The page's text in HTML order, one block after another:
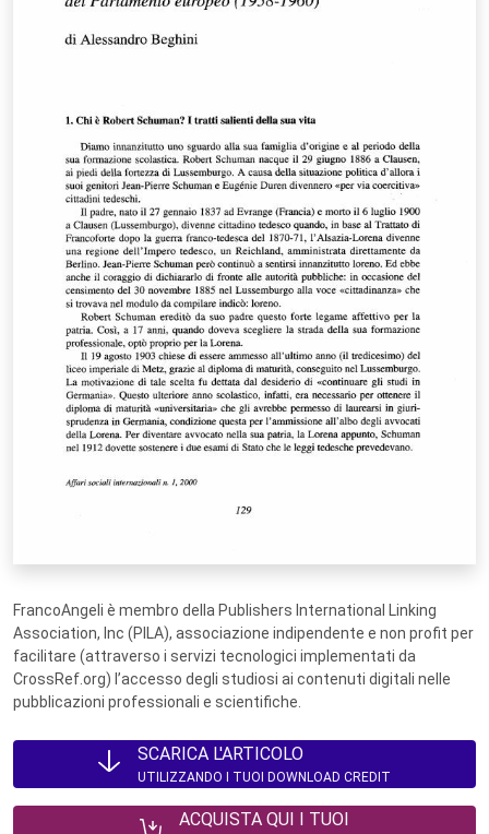
FrancoAngeli è membro della Publishers International Linking
Association, Inc (PILA), associazione indipendente e non profit per
facilitare (attraverso i servizi tecnologici implementati da
CrossRef.org) l’accesso degli studiosi ai contenuti digitali nelle
pubblicazioni professionali e scientifiche.
SCARICA L'ARTICOLO
UTILIZZANDO I TUOI DOWNLOAD CREDIT
ACQUISTA QUI I TUOI